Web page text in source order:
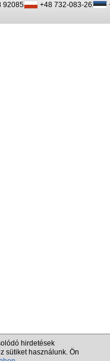
92085
+48 732-083-262
hirdetések
sütiket használunk. Ön